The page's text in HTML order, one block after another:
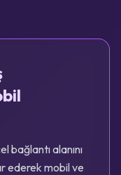
bağlantı alanını
ederek mobil ve